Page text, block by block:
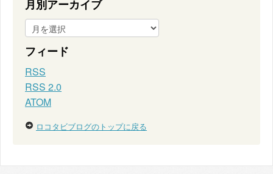
月別アーカイブ
フィード
RSS
RSS 2.0
ATOM
ロコタビブログのトップに戻る